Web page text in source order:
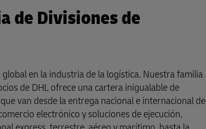
de Divisiones de
global en la industria de la logística. Nuestra familia
de DHL ofrece una cartera inigualable de
van desde la entrega nacional e internacional de
electrónico y soluciones de ejecución,